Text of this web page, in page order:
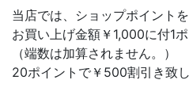
当店では、ショップポイント
お買い上げ金額￥1,000に付1
（端数は加算されません。）
20ポイントで￥500割引き致し